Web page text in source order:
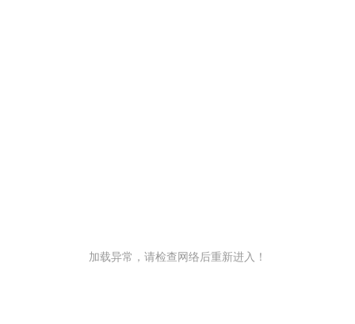
加载异常，请检查网络后重新进入！